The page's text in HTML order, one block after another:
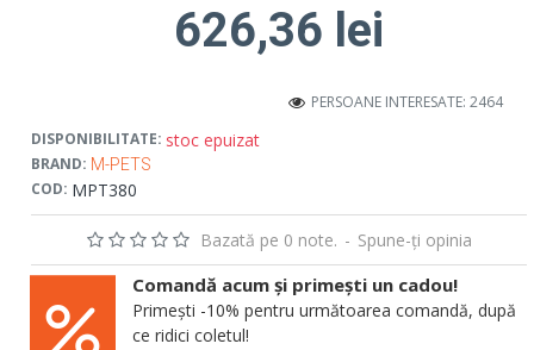
DISPONIBILITATE: stoc epuizat
BRAND: M-PETS
COD: MPT380
PERSOANE INTERESATE: 2464
Bazată pe 0 note. - Spune-ţi opinia
626,36 lei
Comandă acum și primești un cadou!
Primești -10% pentru următoarea comandă, după
ce ridici coletul!